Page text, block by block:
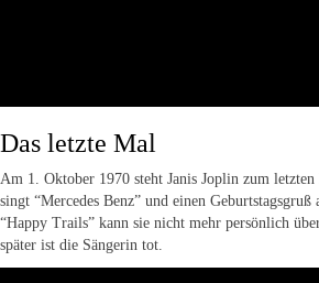
Das letzte Mal
Am 1. Oktober 1970 steht Janis Joplin zum
singt “Mercedes Benz” und einen Geburtstagsgruß
“Happy Trails” kann sie nicht mehr persönlich
später ist die Sängerin tot.